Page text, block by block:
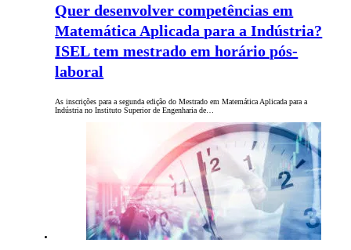
Quer desenvolver competências em
Matemática Aplicada para a Indústria?
ISEL tem mestrado em horário pós-
laboral
As inscrições para a segunda edição do Mestrado em Matemática Aplicada para a
Indústria no Instituto Superior de Engenharia de…